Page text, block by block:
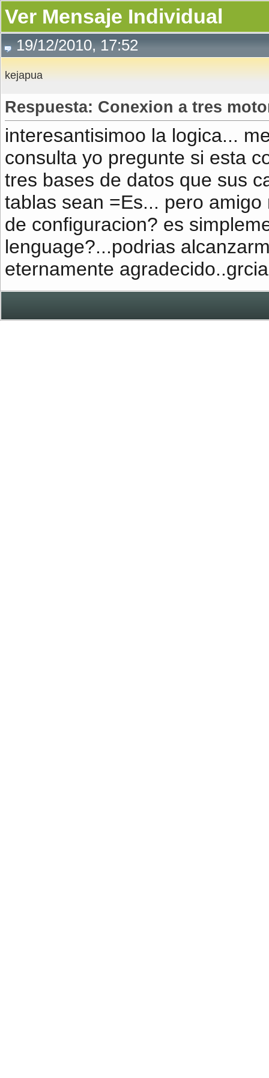
Ver Mensaje Individual
19/12/2010, 17:52
kejapua
Respuesta: Conexion a tres
interesantisimoo la logica...
consulta yo pregunte si esta
tres bases de datos que sus
tablas sean =Es... pero
de configuracion? es
lenguage?...podrias
eternamente